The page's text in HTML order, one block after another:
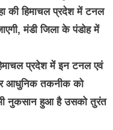
की हिमाचल प्रदेश में टनल
मंडी जिला के पंडोह में
प्रदेश में इन टनल एवं
आधुनिक तकनीक को
भी नुकसान हुआ है उसको तुरंत